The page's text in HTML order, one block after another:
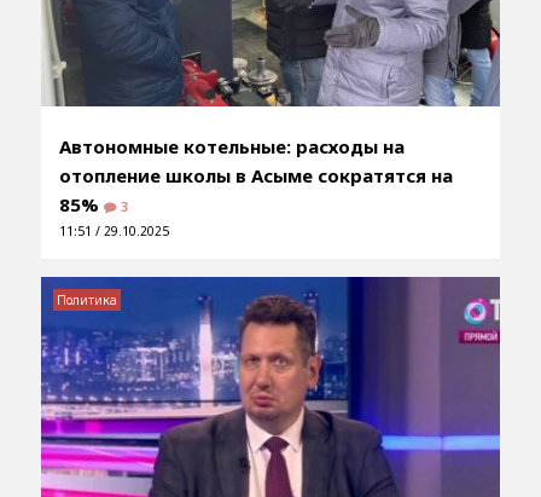
Автономные котельные: расходы на
отопление школы в Асыме сократятся на
85%
3
11:51 / 29.10.2025
Политика